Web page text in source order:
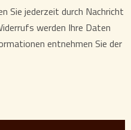
Sie jederzeit durch Nachricht
werden Ihre Daten
entnehmen Sie der